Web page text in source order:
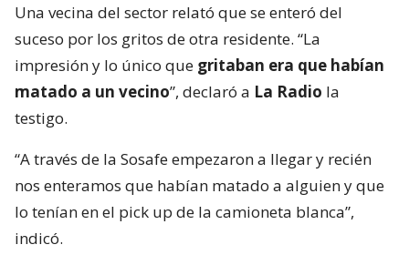
Una vecina del sector relató que se enteró del
suceso por los gritos de otra residente. “La
impresión y lo único que gritaban era que habían
matado a un vecino”, declaró a La Radio la
testigo.
“A través de la Sosafe empezaron a llegar y recién
nos enteramos que habían matado a alguien y que
lo tenían en el pick up de la camioneta blanca”,
indicó.